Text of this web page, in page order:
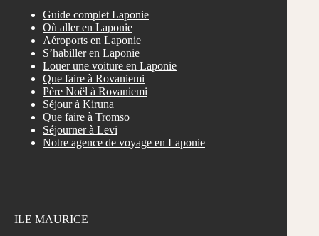
Guide complet Laponie
Où aller en Laponie
Aéroports en Laponie
S’habiller en Laponie
Louer une voiture en Laponie
Que faire à Rovaniemi
Père Noël à Rovaniemi
Séjour à Kiruna
Que faire à Tromso
Séjourner à Levi
Notre agence de voyage en Laponie
ILE MAURICE